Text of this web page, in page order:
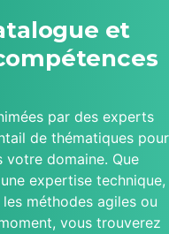
et
par des experts
de thématiques pour
votre domaine. Que
expertise technique,
méthodes agiles ou
vous trouverez